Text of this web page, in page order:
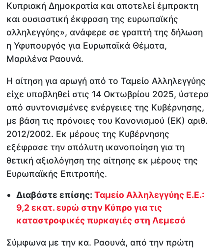
Κυπριακή Δημοκρατία και αποτελεί έμπρακτη
και ουσιαστική έκφραση της ευρωπαϊκής
αλληλεγγύης», ανάφερε σε γραπτή της δήλωση
η Υφυπουργός για Ευρωπαϊκά Θέματα,
Μαριλένα Ραουνά.
Η αίτηση για αρωγή από το Ταμείο Αλληλεγγύης
είχε υποβληθεί στις 14 Οκτωβρίου 2025, ύστερα
από συντονισμένες ενέργειες της Κυβέρνησης,
με βάση τις πρόνοιες του Κανονισμού (ΕΚ) αριθ.
2012/2002. Εκ μέρους της Κυβέρνησης
εξέφρασε την απόλυτη ικανοποίηση για τη
θετική αξιολόγηση της αίτησης εκ μέρους της
Ευρωπαϊκής Επιτροπής.
Διαβάστε επίσης:Ταμείο Αλληλεγγύης Ε.Ε.:
9,2 εκατ. ευρώ στην Κύπρο για τις
καταστροφικές πυρκαγιές στη Λεμεσό
Σύμφωνα με την κα. Ραουνά, από την πρώτη